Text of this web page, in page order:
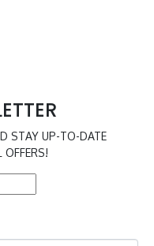
STAY UP-TO-DATE